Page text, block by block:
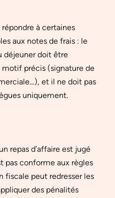
répondre à certaines
aux notes de frais : le
déjeuner doit être
précis (signature de
et il ne doit pas
uniquement.
repas d’affaire est jugé
pas conforme aux règles
fiscale peut redresser les
des pénalités